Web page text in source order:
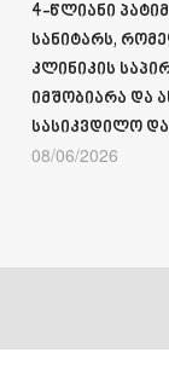
4-წლიანი
სანიტარს,
კლინიკის
იმშობიარა და
სასიკვდილო
08/06/2026